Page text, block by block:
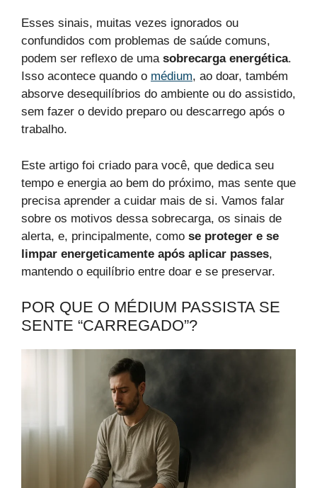
Esses sinais, muitas vezes ignorados ou
confundidos com problemas de saúde comuns,
podem ser reflexo de uma sobrecarga energética.
Isso acontece quando o médium, ao doar, também
absorve desequilíbrios do ambiente ou do assistido,
sem fazer o devido preparo ou descarrego após o
trabalho.
Este artigo foi criado para você, que dedica seu
tempo e energia ao bem do próximo, mas sente que
precisa aprender a cuidar mais de si. Vamos falar
sobre os motivos dessa sobrecarga, os sinais de
alerta, e, principalmente, como se proteger e se
limpar energeticamente após aplicar passes,
mantendo o equilíbrio entre doar e se preservar.
POR QUE O MÉDIUM PASSISTA SE
SENTE “CARREGADO”?